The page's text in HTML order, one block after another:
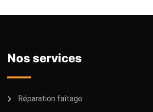
Nos services
Réparation faîtage